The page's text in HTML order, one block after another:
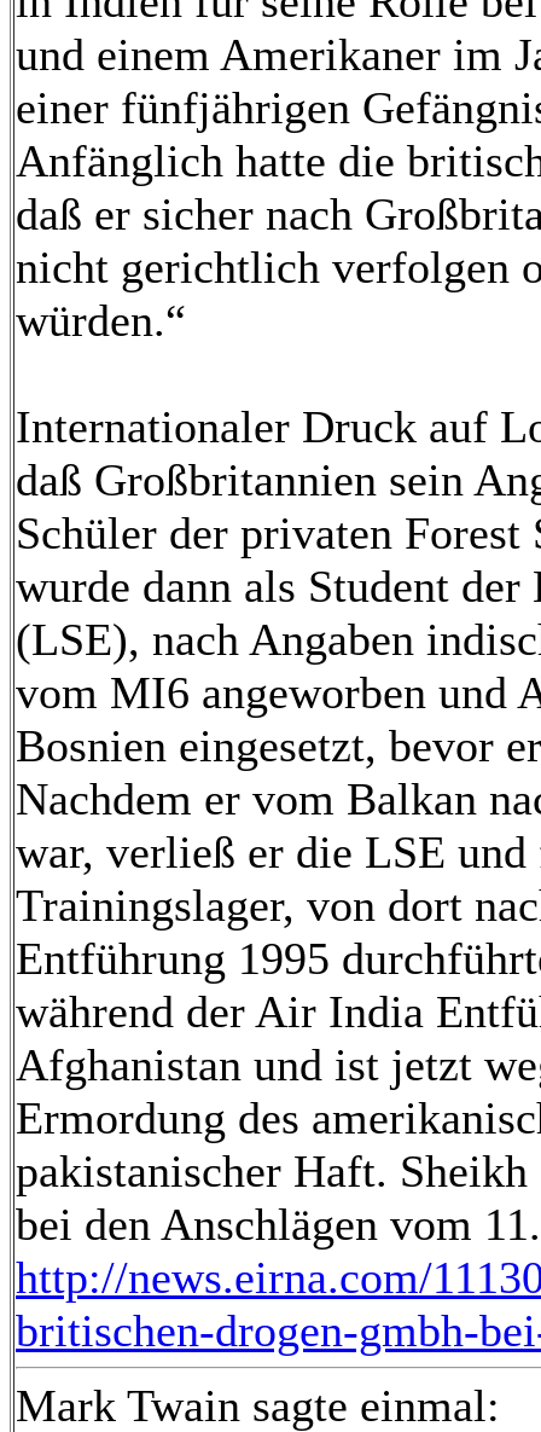
und einem Amerikaner im
einer fünfjährigen
Anfänglich hatte die
daß er sicher nach
nicht gerichtlich verfolgen
würden.“
Internationaler Druck auf
daß Großbritannien sein
Schüler der privaten
wurde dann als Student
(LSE), nach Angaben
vom MI6 angeworben und
Bosnien eingesetzt, bevor
Nachdem er vom Balkan
war, verließ er die LSE
Trainingslager, von dort
Entführung 1995
während der Air India
Afghanistan und ist jetzt
Ermordung des
pakistanischer Haft.
bei den Anschlägen vom
http://news.eirna.com/
britischen-drogen-gmbh-
Mark Twain sagte einmal: